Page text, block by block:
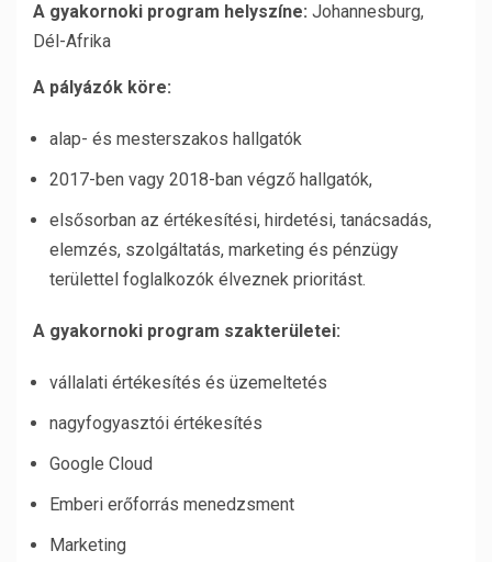
A gyakornoki program helyszíne: Johannesburg,
Dél-Afrika
A pályázók köre:
alap- és mesterszakos hallgatók
2017-ben vagy 2018-ban végző hallgatók,
elsősorban az értékesítési, hirdetési, tanácsadás,
elemzés, szolgáltatás, marketing és pénzügy
területtel foglalkozók élveznek prioritást.
A gyakornoki program szakterületei:
vállalati értékesítés és üzemeltetés
nagyfogyasztói értékesítés
Google Cloud
Emberi erőforrás menedzsment
Marketing